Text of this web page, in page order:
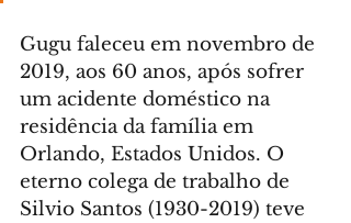
Gugu faleceu em novembro de
2019, aos 60 anos, após sofrer
um acidente doméstico na
residência da família em
Orlando, Estados Unidos. O
eterno colega de trabalho de
Silvio Santos (1930-2019) teve